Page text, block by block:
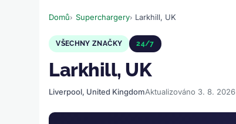
navigace
Domů Superchargery Larkhill, UK
VŠECHNY ZNAČKY 24/7
Larkhill, UK
Liverpool, United KingdomAktualizováno 3. 8. 2026